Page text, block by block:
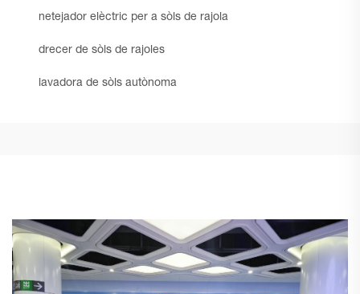
netejador elèctric per a sòls de rajola
drecer de sòls de rajoles
lavadora de sòls autònoma